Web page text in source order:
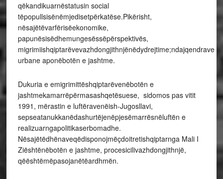
qëkandikuarnëstatusin social
tëpopullsisënëmjedisetpërkatëse.Pikërisht,
nësajëtëvarfërisëekonomike,
papunësisëdhemungesëssëpërspektivës,
migrimiishqiptarëvevazhdongjithnjënëdydrejtime;ndajqendrave
urbane aponëbotën e jashtme.
Dukuria e emigrimittëshqiptarëvenëbotën e
jashtmekamarrëpërmasashqetësuese, sidomos pas vitit
1991, mërastin e luftëravenëish-Jugosllavi,
sepseatanukkanëdashurtëjenëpjesëmarrësnëluftën e
realizuarngapolitikaserbomadhe.
Nësajëtëdhënaveqëdisponojmëçdoitretishqiptarnga Mali I
Ziështënëbotën e jashtme, procesicilivazhdongjithnjë,
qëështëmëpasojanëtëardhmën.